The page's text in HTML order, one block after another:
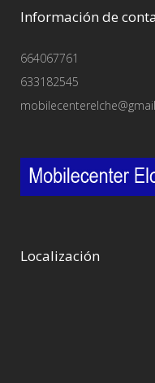
Información de
664067761
633182545
Localización